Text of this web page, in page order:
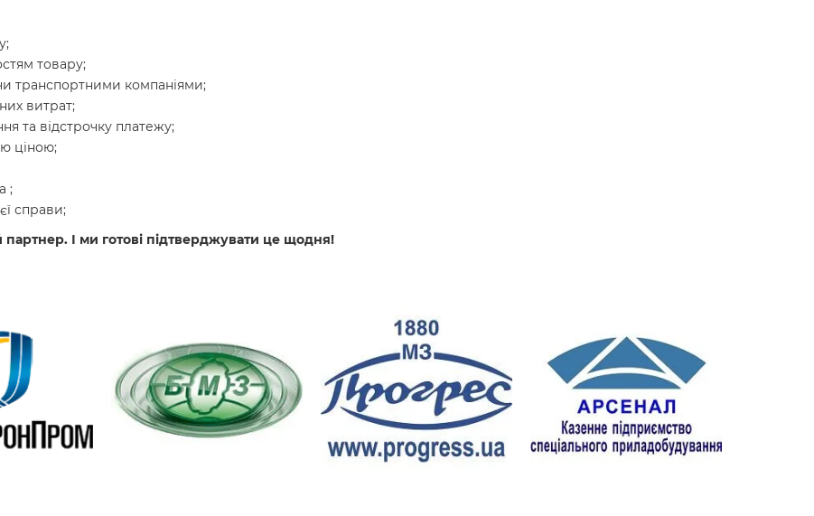
товару;
транспортними компаніями;
витрат;
та відстрочку платежу;
ціною;
;
справи;
І ми готові підтверджувати це щодня!